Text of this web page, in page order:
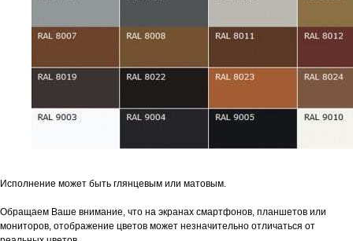
Исполнение может быть глянцевым или матовым.
Обращаем Ваше внимание, что на экранах смартфонов, планшетов или
мониторов, отображение цветов может незначительно отличаться от